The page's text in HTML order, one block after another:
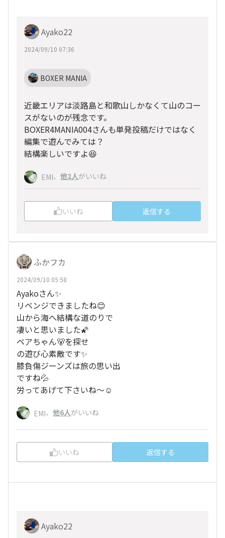
Ayako22
2024/09/10 07:36
BOXER MANIA
近畿エリアは淡路島と和歌山しかなくて山のコー
スがないのが残念です。
BOXER4MANIA004さんも単発投稿だけではなく
編集で遊んでみては？
結構楽しいですよ😆
EMI、 他2人がいいね
いいね 返信する
ふかフカ
2024/09/10 05:58
Ayakoさん✨
リベンジできましたね😊
山から海へ結構な道のりで
凄いと思いました🌠
ベアちゃん🐻を探せ
の遊び心素敵です✨
膝負傷ジーンズは旅の思い出
ですね💦
労ってあげて下さいね～☺️
EMI、 他6人がいいね
いいね 返信する
Ayako22